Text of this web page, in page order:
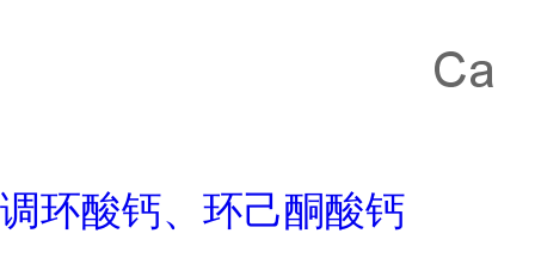
调环酸钙、环己酮酸钙